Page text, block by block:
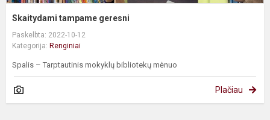
Skaitydami tampame geresni
Paskelbta: 2022-10-12
Kategorija: Renginiai
Spalis – Tarptautinis mokyklų bibliotekų mėnuo
Plačiau